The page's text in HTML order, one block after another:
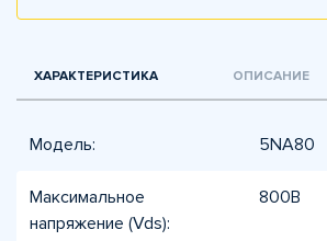
ХАРАКТЕРИСТИКА ОПИСАНИЕ
Модель: 5NA80
Максимальное
напряжение (Vds):
800В